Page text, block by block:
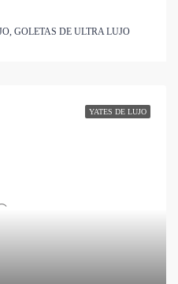
GOLETAS DE ULTRA LUJO
YATES DE LUJO